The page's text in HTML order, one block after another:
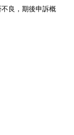
良，期後申訴概